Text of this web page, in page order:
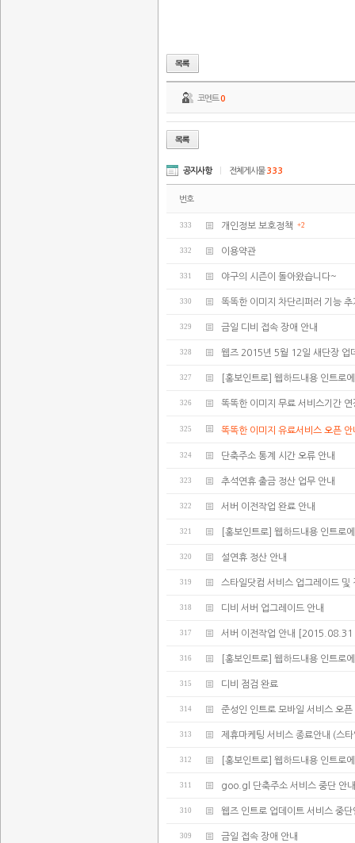
코멘트0
공지사항 전체게시물333
번호
333 개인정보 보호정책 +2
332 이용약관
331 야구의 시즌이 돌아왔습니다~
330 똑똑한 이미지 차단리퍼러 기능 추
329 금일 디비 접속 장애 안내
328 웹즈 2015년 5월 12일 새단장 업
327 [홍보인트로] 웹하드내용 인트로
326 똑똑한 이미지 무료 서비스기간 연
325 똑똑한 이미지 유료서비스 오픈 안
324 단축주소 통계 시간 오류 안내
323 추석연휴 출금 정산 업무 안내
322 서버 이전작업 완료 안내
321 [홍보인트로] 웹하드내용 인트로
320 설연휴 정산 안내
319 스타일닷컴 서비스 업그레이드 및
318 디비 서버 업그레이드 안내
317 서버 이전작업 안내
316 [홍보인트로] 웹하드내용 인트로
315 디비 점검 완료
314 준성인 인트로 모바일 서비스 오픈
313 제휴마케팅 서비스 종료안내 (스
312 [홍보인트로] 웹하드내용 인트로
311 goo.gl 단축주소 서비스 중단 안내
310 웹즈 인트로 업데이트 서비스 중단
309 금일 접속 장애 안내